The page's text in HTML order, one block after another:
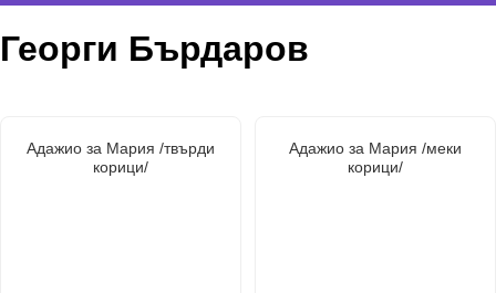
Георги Бърдаров
Адажио за Мария /твърди
корици/
Адажио за Мария /меки
корици/